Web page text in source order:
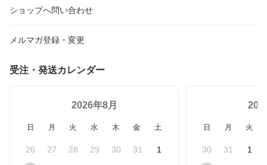
ショップへ問い合わせ
メルマガ登録・変更
受注・発送カレンダー
2026年8月
日 月 火 水 木 金 土
26 27 28 29 30 31 1
日 月 火
30 31 1